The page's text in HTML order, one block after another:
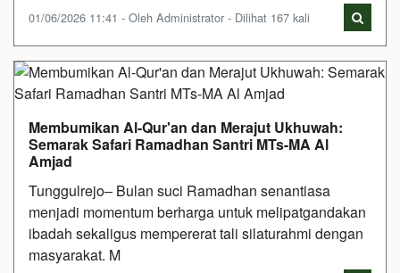
01/06/2026 11:41 - Oleh Administrator - Dilihat 167 kali
Membumikan Al-Qur'an dan Merajut Ukhuwah:
Semarak Safari Ramadhan Santri MTs-MA Al
Amjad
Tunggulrejo– Bulan suci Ramadhan senantiasa
menjadi momentum berharga untuk melipatgandakan
ibadah sekaligus mempererat tali silaturahmi dengan
masyarakat. M